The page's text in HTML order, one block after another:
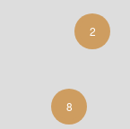
2
8